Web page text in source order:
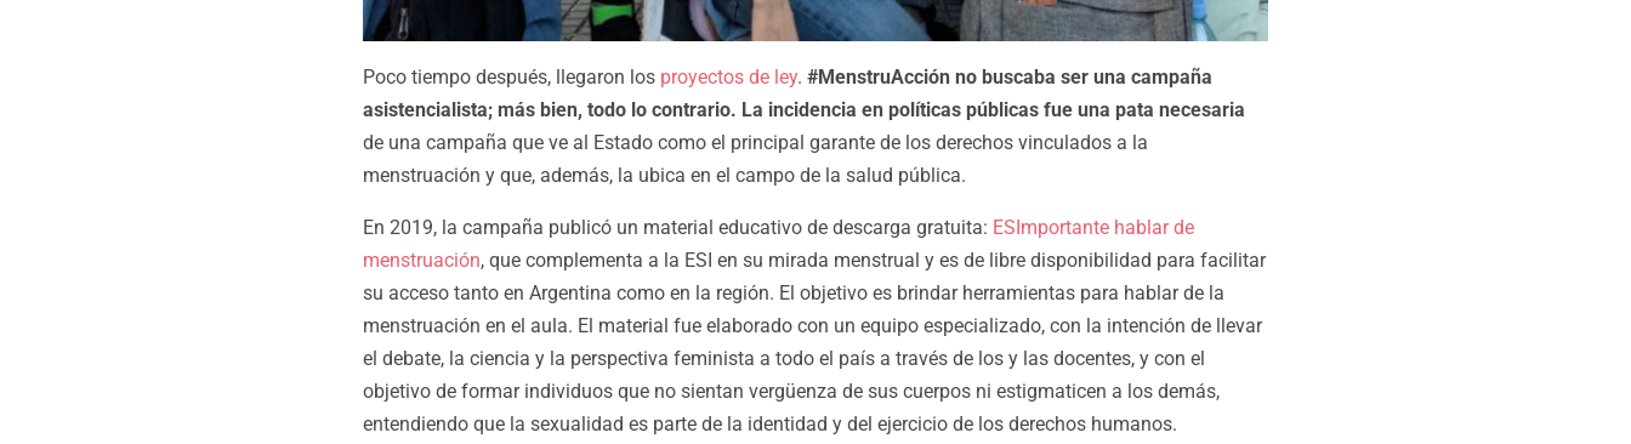
Poco tiempo después, llegaron los proyectos de ley. #MenstruAcción no buscaba ser una campaña
asistencialista; más bien, todo lo contrario. La incidencia en políticas públicas fue una pata necesaria
de una campaña que ve al Estado como el principal garante de los derechos vinculados a la
menstruación y que, además, la ubica en el campo de la salud pública.
En 2019, la campaña publicó un material educativo de descarga gratuita: ESImportante hablar de
menstruación, que complementa a la ESI en su mirada menstrual y es de libre disponibilidad para facilitar
su acceso tanto en Argentina como en la región. El objetivo es brindar herramientas para hablar de la
menstruación en el aula. El material fue elaborado con un equipo especializado, con la intención de llevar
el debate, la ciencia y la perspectiva feminista a todo el país a través de los y las docentes, y con el
objetivo de formar individuos que no sientan vergüenza de sus cuerpos ni estigmaticen a los demás,
entendiendo que la sexualidad es parte de la identidad y del ejercicio de los derechos humanos.